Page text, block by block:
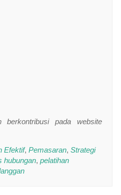
pada website
Efektif, Pemasaran, Strategi
hubungan, pelatihan